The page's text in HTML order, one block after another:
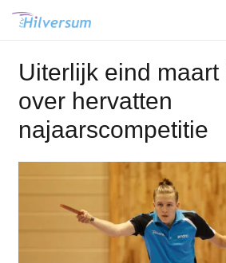
Uiterlijk eind maart
over hervatten
najaarscompetitie